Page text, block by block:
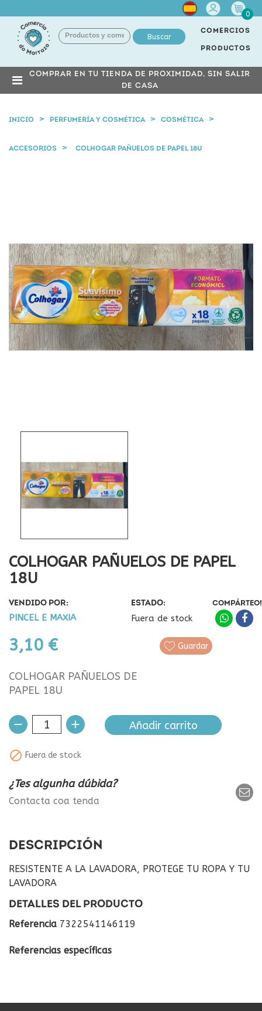
Cuenta
0
Buscar
COMERCIOS
PRODUCTOS
COMPRAR EN TU TIENDA DE PROXIMIDAD, SIN SALIR
DE CASA
INICIO PERFUMERÍA Y COSMÉTICA COSMÉTICA
ACCESORIOS COLHOGAR PAÑUELOS DE PAPEL 18U
COLHOGAR PAÑUELOS DE PAPEL
18U
VENDIDO POR:
PINCEL E MAXIA
ESTADO:
Fuera de stock
3,10 €
COMPÁRTEO!
Guardar
COLHOGAR PAÑUELOS DE
PAPEL 18U
Añadir carrito
 Fuera de stock
¿Tes algunha dúbida?
Contacta coa tenda
DESCRIPCIÓN
RESISTENTE A LA LAVADORA, PROTEGE TU ROPA Y TU
LAVADORA
DETALLES DEL PRODUCTO
Referencia 7322541146119
Referencias específicas